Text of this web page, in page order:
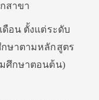
สาขา
ดือน ตั้งแต่ระดับ
กษาตามหลักสูตร
ศึกษาตอนต้น)